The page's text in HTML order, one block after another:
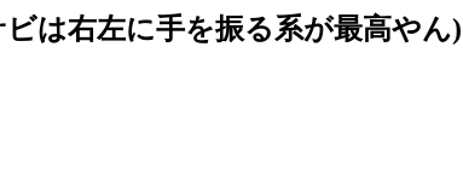
は右左に手を振る系が最高やん)